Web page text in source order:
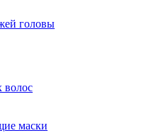
головы
волос
маски